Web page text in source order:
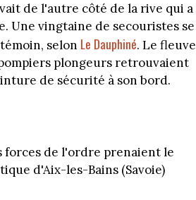
de l'autre côté de la rive qui a
Une vingtaine de secouristes se
selon Le Dauphiné. Le fleuve
plongeurs retrouvaient
de sécurité à son bord.
forces de l'ordre prenaient le
d'Aix-les-Bains (Savoie)